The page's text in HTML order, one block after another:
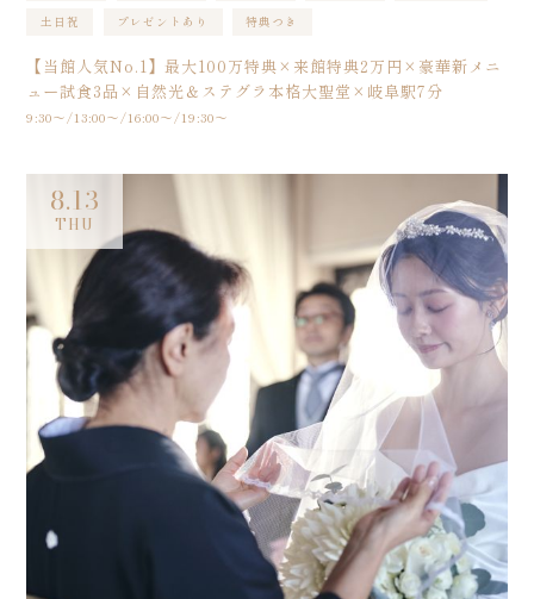
土日祝 プレゼントあり 特典つき
【当館人気No.1】最大100万特典×来館特典2万円×豪華新メニ
ュー試食3品×自然光＆ステグラ本格大聖堂×岐阜駅7分
9:30〜/13:00〜/16:00〜/19:30〜
8.13
THU